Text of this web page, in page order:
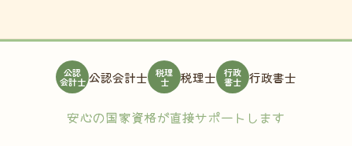
公認
会計士 公認会計士 税理
士 税理士 行政
書士 行政書士
安心の国家資格が直接サポートします